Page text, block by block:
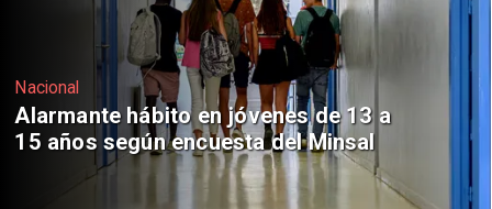
Regiones
Aprueban creación del Parque
Sebastián Piñera con inversión de $4
mil millones